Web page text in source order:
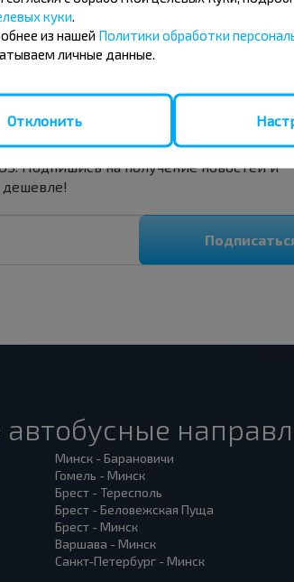
акции, скидки и другие
Подпишись на получение новостей и
Минск - Барановичи
Гомель - Минск
Брест - Тересполь
Брест - Беловежская Пуща
Брест - Минск
Варшава - Минск
Санкт-Петербург - Минск
куки
из нашей Политики обработки
личные данные.
Отклонить